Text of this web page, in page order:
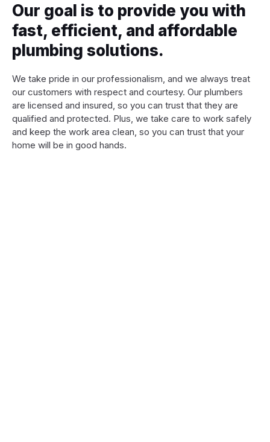
Our goal is to provide you with
fast, efficient, and affordable
plumbing solutions.
We take pride in our professionalism, and we always treat
our customers with respect and courtesy. Our plumbers
are licensed and insured, so you can trust that they are
qualified and protected. Plus, we take care to work safely
and keep the work area clean, so you can trust that your
home will be in good hands.